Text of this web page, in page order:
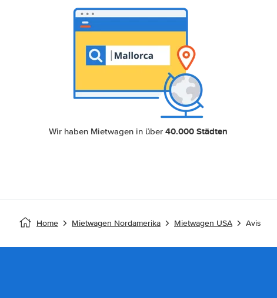
Wir haben Mietwagen in über40.000 Städten
Home Mietwagen Nordamerika Mietwagen USA Avis